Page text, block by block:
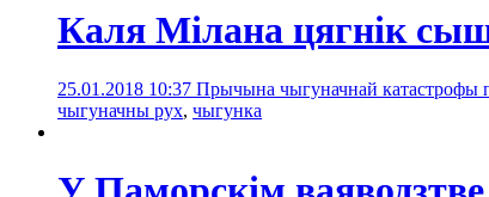
Каля Мілана цягнік
25.01.2018 10:37 Прычына чыгуначнай катастрофы
чыгуначны рух, чыгунка